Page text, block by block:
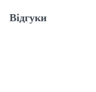
Відгуки